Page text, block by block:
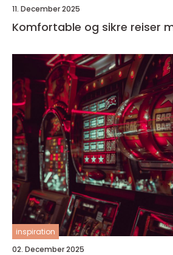
11. December 2025
Komfortable og sikre reiser
inspiration
02. December 2025